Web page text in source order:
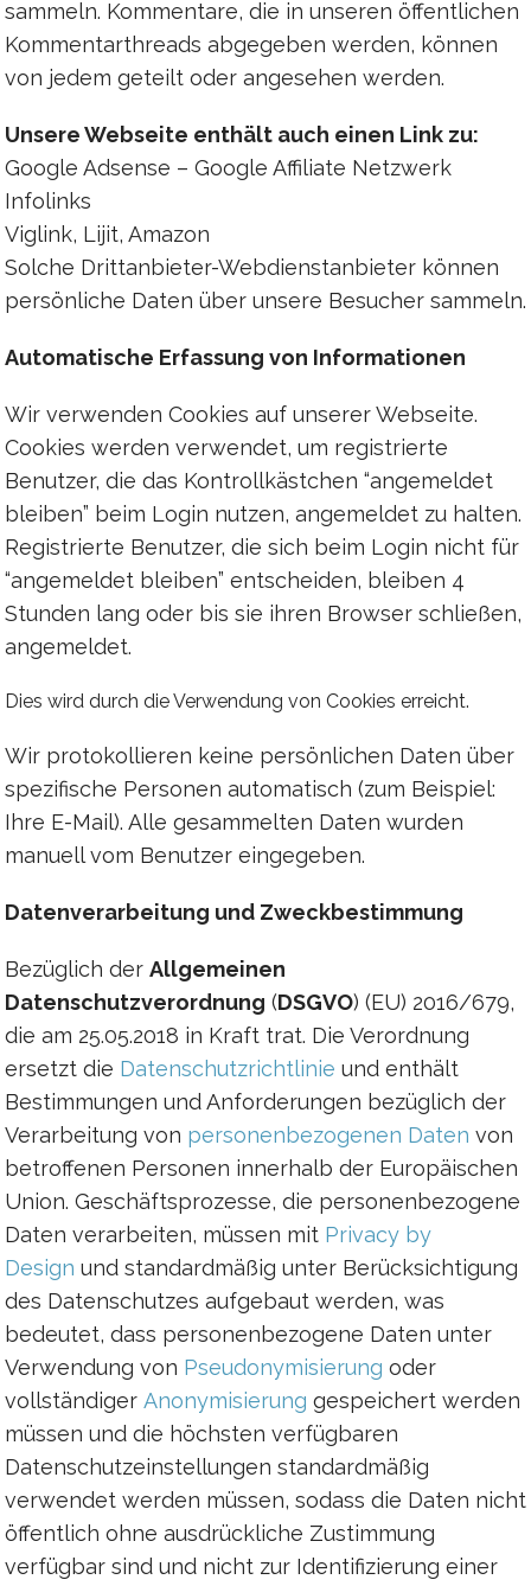
sammeln. Kommentare, die in unseren öffentlichen
Kommentarthreads abgegeben werden, können
von jedem geteilt oder angesehen werden.
Unsere Webseite enthält auch einen Link zu:
Google Adsense – Google Affiliate Netzwerk
Infolinks
Viglink, Lijit, Amazon
Solche Drittanbieter-Webdienstanbieter können
persönliche Daten über unsere Besucher sammeln.
Automatische Erfassung von Informationen
Wir verwenden Cookies auf unserer Webseite.
Cookies werden verwendet, um registrierte
Benutzer, die das Kontrollkästchen “angemeldet
bleiben” beim Login nutzen, angemeldet zu halten.
Registrierte Benutzer, die sich beim Login nicht für
“angemeldet bleiben” entscheiden, bleiben 4
Stunden lang oder bis sie ihren Browser schließen,
angemeldet.
Dies wird durch die Verwendung von Cookies erreicht.
Wir protokollieren keine persönlichen Daten über
spezifische Personen automatisch (zum Beispiel:
Ihre E-Mail). Alle gesammelten Daten wurden
manuell vom Benutzer eingegeben.
Datenverarbeitung und Zweckbestimmung
Bezüglich der Allgemeinen
Datenschutzverordnung (DSGVO) (EU) 2016/679,
die am 25.05.2018 in Kraft trat. Die Verordnung
ersetzt die Datenschutzrichtlinie und enthält
Bestimmungen und Anforderungen bezüglich der
Verarbeitung von personenbezogenen Daten von
betroffenen Personen innerhalb der Europäischen
Union. Geschäftsprozesse, die personenbezogene
Daten verarbeiten, müssen mit Privacy by
Design und standardmäßig unter Berücksichtigung
des Datenschutzes aufgebaut werden, was
bedeutet, dass personenbezogene Daten unter
Verwendung von Pseudonymisierung oder
vollständiger Anonymisierung gespeichert werden
müssen und die höchsten verfügbaren
Datenschutzeinstellungen standardmäßig
verwendet werden müssen, sodass die Daten nicht
öffentlich ohne ausdrückliche Zustimmung
verfügbar sind und nicht zur Identifizierung einer